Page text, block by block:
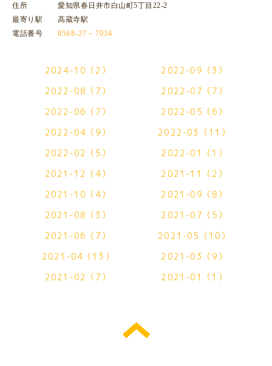
住所 愛知県春日井市白山町5丁目22-2
最寄り駅 高蔵寺駅
電話番号 0568-27－7934
2024-10（2）
2022-09（3）
2022-08（7）
2022-07（7）
2022-06（7）
2022-05（6）
2022-04（9）
2022-03（11）
2022-02（5）
2022-01（1）
2021-12（4）
2021-11（2）
2021-10（4）
2021-09（8）
2021-08（3）
2021-07（5）
2021-06（7）
2021-05（10）
2021-04（13）
2021-03（9）
2021-02（7）
2021-01（1）